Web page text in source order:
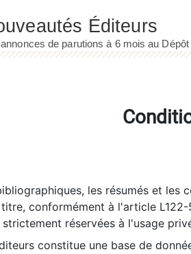
les résumés et
conformément à l'article
réservées à l'usage
constitue une base de